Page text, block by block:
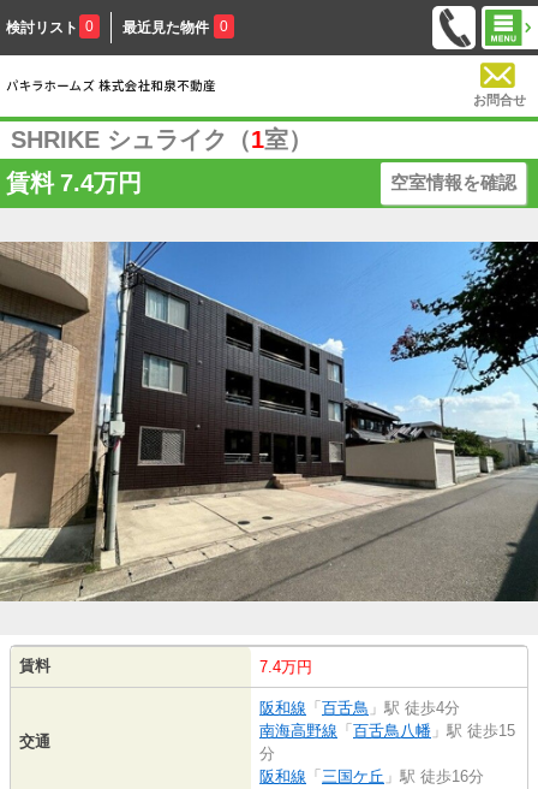
検討リスト 0 最近見た物件 0
お問合せ
SHRIKE シュライク（1室）
賃料 7.4万円 空室情報を確認
賃料 7.4万円
交通
阪和線 「 百舌鳥 」駅 徒歩4分
南海高野線 「 百舌鳥八幡 」駅 徒歩15
分
阪和線 「 三国ケ丘 」駅 徒歩16分